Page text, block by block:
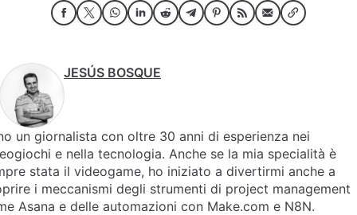
JESÚS BOSQUE
un giornalista con oltre 30 anni di esperienza nei
e nella tecnologia. Anche se la mia specialità è
stata il videogame, ho iniziato a divertirmi anche a
i meccanismi degli strumenti di project management
Asana e delle automazioni con Make.com e N8N.